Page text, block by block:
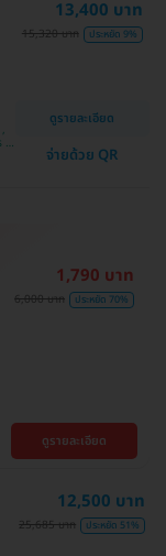
13,400 บาท
15,320 บาท ประหยัด 9%
ดูรายละเอียด
จ่ายด้วย QR
1,790 บาท
6,000 บาท ประหยัด 70%
ดูรายละเอียด
12,500 บาท
25,685 บาท ประหยัด 51%